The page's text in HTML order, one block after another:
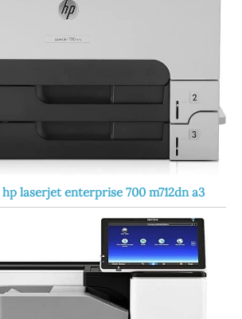
laserjet enterprise 700 m712dn a3